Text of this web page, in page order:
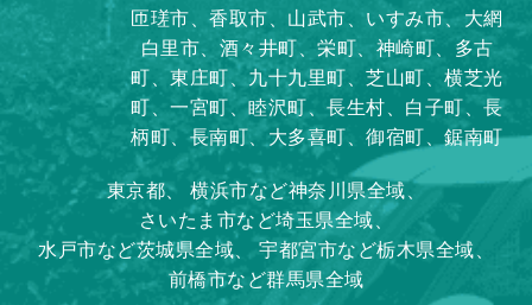
匝瑳市、香取市、山武市、いすみ市、大網
白里市、酒々井町、栄町、神崎町、多古
町、東庄町、九十九里町、芝山町、横芝光
町、一宮町、睦沢町、長生村、白子町、長
柄町、長南町、大多喜町、御宿町、鋸南町
東京都、
横浜市など神奈川県全域、
さいたま市など埼玉県全域、
水戸市など茨城県全域、
宇都宮市など栃木県全域、
前橋市など群馬県全域